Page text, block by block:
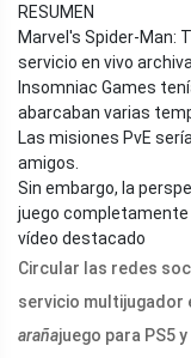
RESUMEN
Marvel's Spider-Man:
servicio en vivo
Insomniac Games
abarcaban varias
Las misiones PvE
amigos.
Sin embargo, la
juego completamente
vídeo destacado
Circular las redes
servicio multijugador
arañajuego para PS5